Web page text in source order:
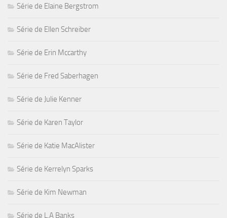
Série de Elaine Bergstrom
Série de Ellen Schreiber
Série de Erin Mccarthy
Série de Fred Saberhagen
Série de Julie Kenner
Série de Karen Taylor
Série de Katie MacAlister
Série de Kerrelyn Sparks
Série de Kim Newman
Série de L.A Banks